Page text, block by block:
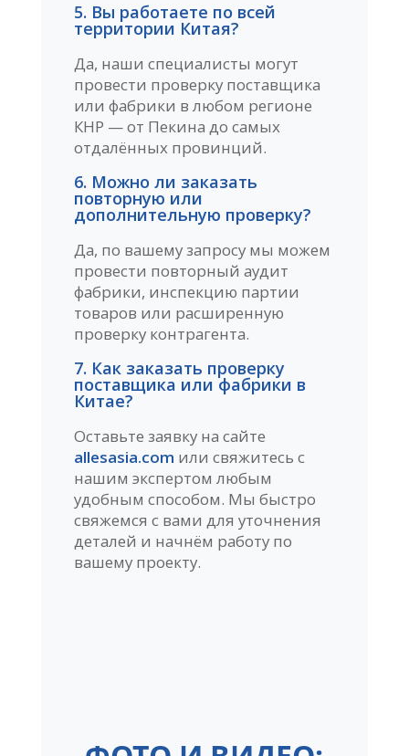
5. Вы работаете по всей
территории Китая?
Да, наши специалисты могут
провести проверку поставщика
или фабрики в любом регионе
КНР — от Пекина до самых
отдалённых провинций.
6. Можно ли заказать
повторную или
дополнительную проверку?
Да, по вашему запросу мы можем
провести повторный аудит
фабрики, инспекцию партии
товаров или расширенную
проверку контрагента.
7. Как заказать проверку
поставщика или фабрики в
Китае?
Оставьте заявку на сайте
allesasia.com или свяжитесь с
нашим экспертом любым
удобным способом. Мы быстро
свяжемся с вами для уточнения
деталей и начнём работу по
вашему проекту.